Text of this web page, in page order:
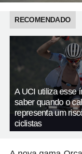
RECOMENDADO
A UCI utiliza esse
saber quando o
representa um
ciclistas